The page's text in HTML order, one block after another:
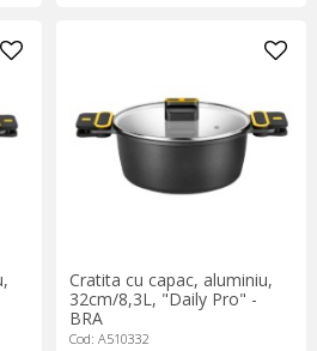
Cratita cu capac, aluminiu,
32cm/8,3L, "Daily Pro" -
BRA
Cod: A510332